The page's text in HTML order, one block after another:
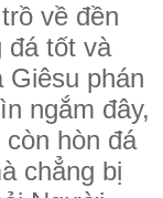
về đền
đá tốt và
Giêsu phán
ngắm đây,
hòn đá
chẳng bị